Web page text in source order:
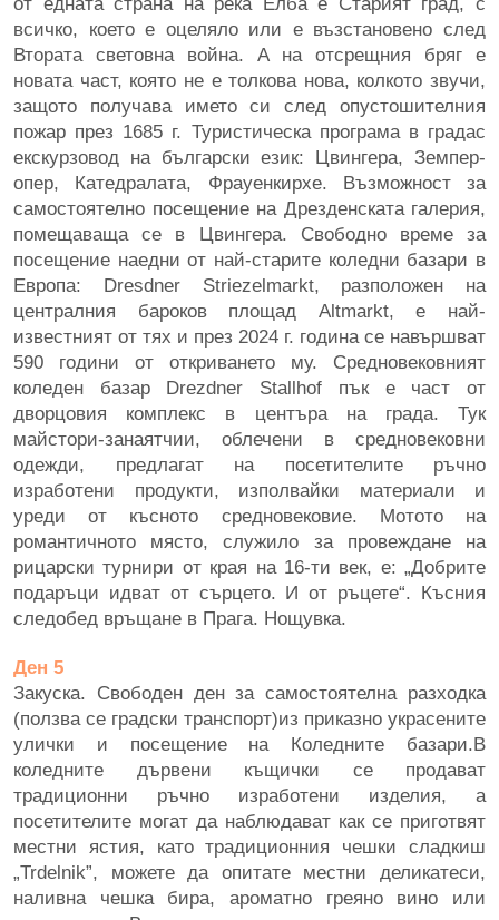
всичко, което е оцеляло или е възстановено след
Втората световна война. А на отсрещния бряг е
новата част, която не е толкова нова, колкото звучи,
защото получава името си след опустошителния
пожар през 1685 г. Туристическа програма в градас
екскурзовод на български език: Цвингера, Земпер-
опер, Катедралата, Фрауенкирхе. Възможност за
самостоятелно посещение на Дрезденската галерия,
помещаваща се в Цвингера. Свободно време за
посещение наедни от най-старите коледни базари в
Европа: Dresdner Striezelmarkt, разположен на
централния бароков площад Altmarkt, е най-
известният от тях и през 2024 г. година се навършват
590 години от откриването му. Средновековният
коледен базар Drezdner Stallhof пък е част от
дворцовия комплекс в центъра на града. Тук
майстори-занаятчии, облечени в средновековни
одежди, предлагат на посетителите ръчно
изработени продукти, изполвайки материали и
уреди от късното средновековие. Мотото на
романтичното място, служило за провеждане на
рицарски турнири от края на 16-ти век, е: „Добрите
подаръци идват от сърцето. И от ръцете“. Късния
следобед връщане в Прага. Нощувка.
Ден 5
Закуска. Свободeн ден за самостоятелна разходка
(ползва се градски транспорт)из приказно украсените
улички и посещение на Коледните базари.В
коледните дървени къщички се продават
традиционни ръчно изработени изделия, а
посетителите могат да наблюдават как се приготвят
местни ястия, като традиционния чешки сладкиш
„Trdelnik”, можете да опитате местни деликатеси,
наливна чешка бира, ароматно греяно вино или